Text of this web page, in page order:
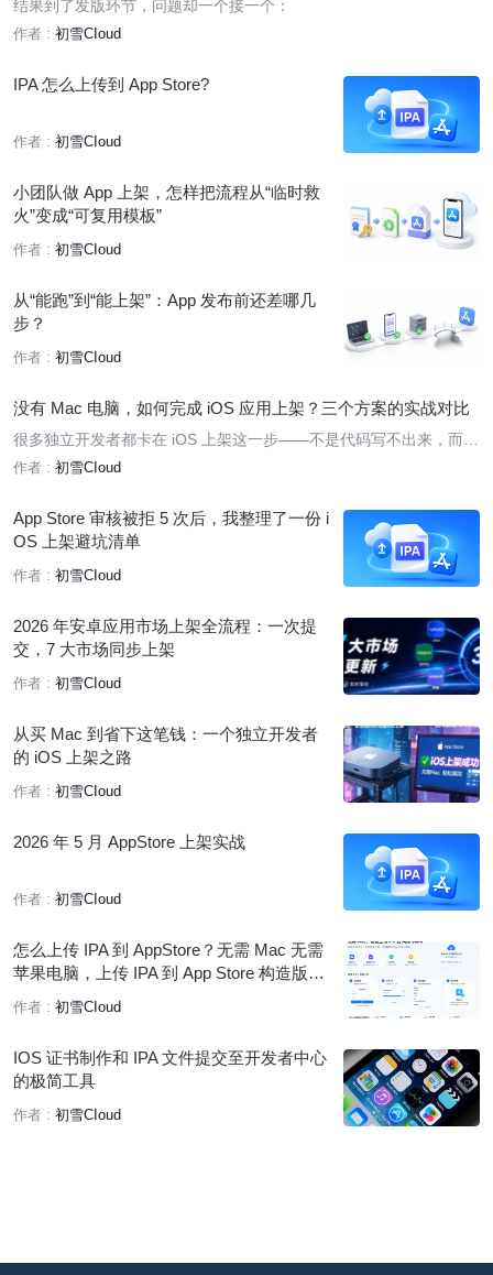
结果到了发版环节，问题却一个接一个：
作者 : 初雪CIoud
IPA 怎么上传到 App Store?
作者 : 初雪CIoud
小团队做 App 上架，怎样把流程从“临时救
火”变成“可复用模板”
作者 : 初雪CIoud
从“能跑”到“能上架”：App 发布前还差哪几
步？
作者 : 初雪CIoud
没有 Mac 电脑，如何完成 iOS 应用上架？三个方案的实战对比
很多独立开发者都卡在 iOS 上架这一步——不是代码写不出来，而是
手边没有一台 Mac。买一台 Mac 动辄上万，对于个人开发者来说是
的路。
作者 : 初雪CIoud
App Store 审核被拒 5 次后，我整理了一份 i
OS 上架避坑清单
作者 : 初雪CIoud
2026 年安卓应用市场上架全流程：一次提
交，7 大市场同步上架
作者 : 初雪CIoud
从买 Mac 到省下这笔钱：一个独立开发者
的 iOS 上架之路
作者 : 初雪CIoud
2026 年 5 月 AppStore 上架实战
作者 : 初雪CIoud
怎么上传 IPA 到 AppStore？无需 Mac 无需
苹果电脑，上传 IPA 到 App Store 构造版本
详细教程
作者 : 初雪CIoud
IOS 证书制作和 IPA 文件提交至开发者中心
的极简工具
作者 : 初雪CIoud